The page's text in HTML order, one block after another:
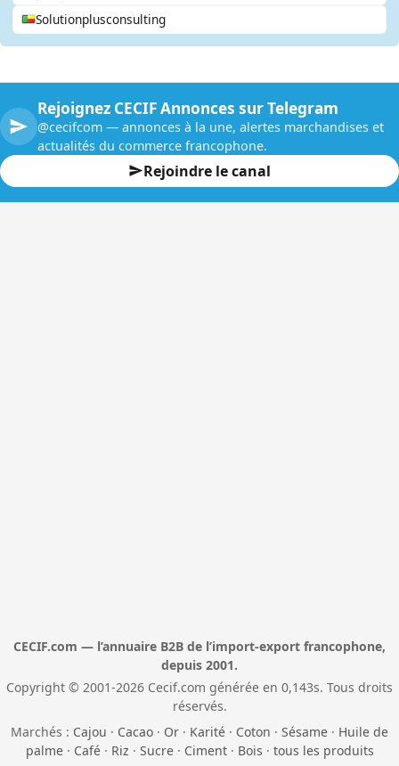
Solutionplusconsulting
Rejoignez CECIF Annonces sur Telegram
@cecifcom — annonces à la une, alertes marchandises et
actualités du commerce francophone.
Rejoindre le canal
CECIF.com — l’annuaire B2B de l’import-export francophone,
depuis 2001.
Copyright © 2001-2026 Cecif.com générée en 0,143s. Tous droits
réservés.
Marchés : Cajou · Cacao · Or · Karité · Coton · Sésame · Huile de
palme· Café· Riz · Sucre· Ciment· Bois · tous les produits